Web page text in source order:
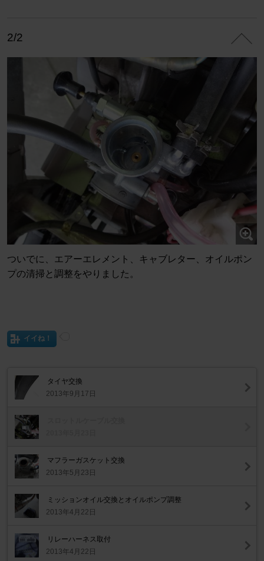
2/2
ついでに、エアーエレメント、キャブレター、オイルポン
プの清掃と調整をやりました。
イイね！
タイヤ交換
2013年9月17日
マフラーガスケット交換
2013年5月23日
ミッションオイル交換とオイルポンプ調整
2013年4月22日
リレーハーネス取付
2013年4月22日